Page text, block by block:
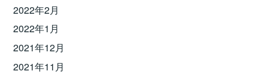
2022年2月
2022年1月
2021年12月
2021年11月